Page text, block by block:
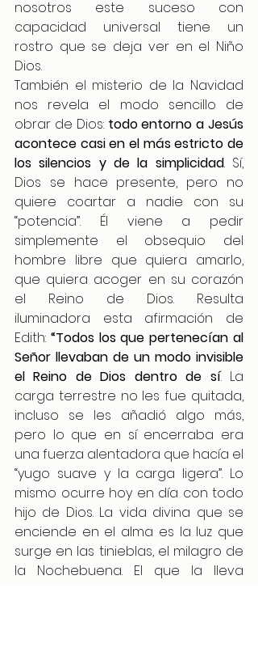
nosotros este suceso con
capacidad universal tiene un
rostro que se deja ver en el Niño
Dios.
También el misterio de la Navidad
nos revela el modo sencillo de
obrar de Dios: todo entorno a Jesús
acontece casi en el más estricto de
los silencios y de la simplicidad. Sí,
Dios se hace presente, pero no
quiere coartar a nadie con su
“potencia”. Él viene a pedir
simplemente el obsequio del
hombre libre que quiera amarlo,
que quiera acoger en su corazón
el Reino de Dios. Resulta
iluminadora esta afirmación de
Edith: “Todos los que pertenecían al
Señor llevaban de un modo invisible
el Reino de Dios dentro de sí. La
carga terrestre no les fue quitada,
incluso se les añadió algo más,
pero lo que en sí encerraba era
una fuerza alentadora que hacía el
“yugo suave y la carga ligera”. Lo
mismo ocurre hoy en día con todo
hijo de Dios. La vida divina que se
enciende en el alma es la luz que
surge en las tinieblas, el milagro de
la Nochebuena. El que la lleva